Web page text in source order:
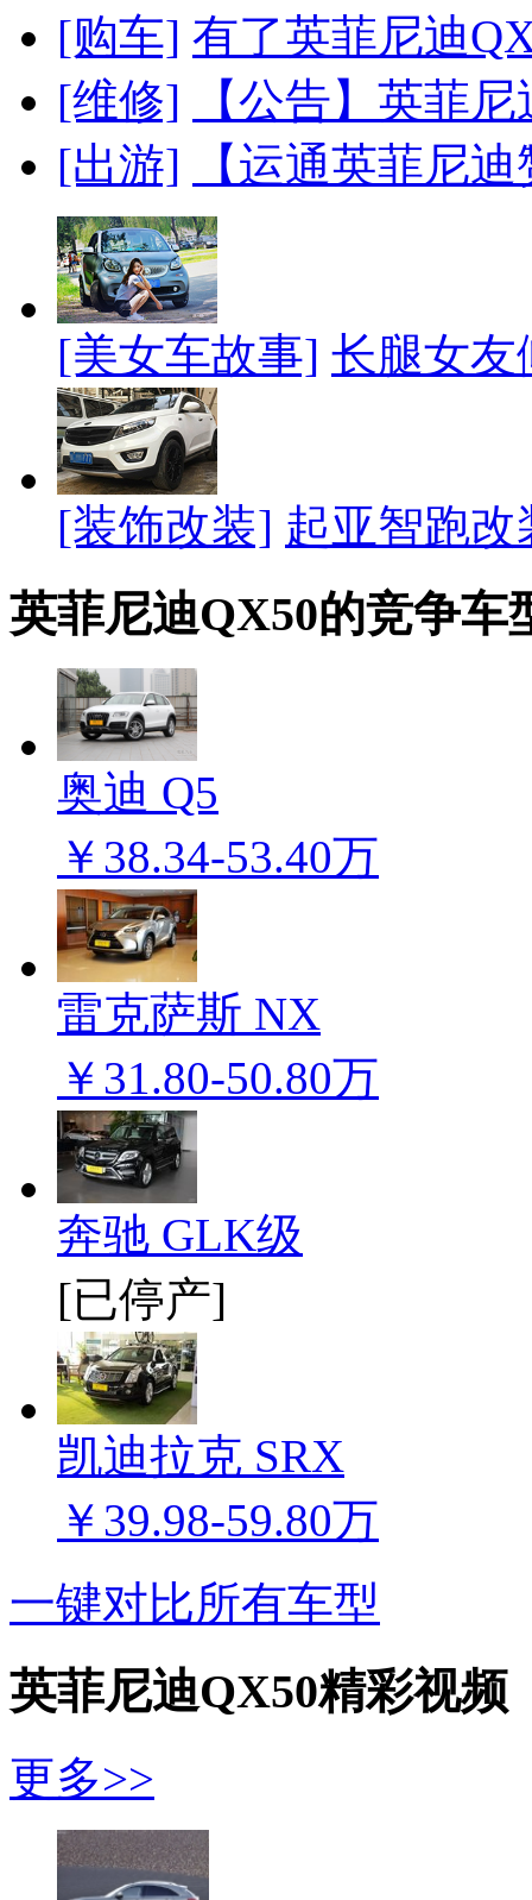
[购车] 有了英菲尼迪
[维修]
【公告】英菲
[出游]
【运通英菲尼
[美女车故事] 长腿女友
[装饰改装] 起亚智跑
英菲尼迪QX50的竞争车
奥迪 Q5
￥38.34-53.40万
雷克萨斯 NX
￥31.80-50.80万
奔驰 GLK级
[已停产]
凯迪拉克 SRX
￥39.98-59.80万
一键对比所有车型
英菲尼迪QX50精彩视频
更多>>